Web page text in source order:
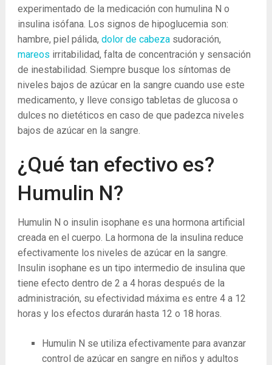
experimentado de la medicación con humulina N o
insulina isófana. Los signos de hipoglucemia son:
hambre, piel pálida, dolor de cabeza sudoración,
mareos irritabilidad, falta de concentración y sensación
de inestabilidad. Siempre busque los síntomas de
niveles bajos de azúcar en la sangre cuando use este
medicamento, y lleve consigo tabletas de glucosa o
dulces no dietéticos en caso de que padezca niveles
bajos de azúcar en la sangre.
¿Qué tan efectivo es?
Humulin N?
Humulin N o insulin isophane es una hormona artificial
creada en el cuerpo. La hormona de la insulina reduce
efectivamente los niveles de azúcar en la sangre.
Insulin isophane es un tipo intermedio de insulina que
tiene efecto dentro de 2 a 4 horas después de la
administración, su efectividad máxima es entre 4 a 12
horas y los efectos durarán hasta 12 o 18 horas.
Humulin N se utiliza efectivamente para avanzar
control de azúcar en sangre en niños y adultos